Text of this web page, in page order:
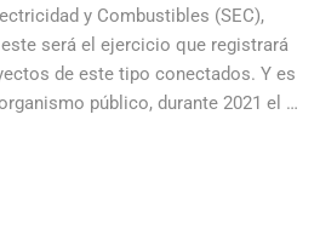
y Combustibles (SEC),
será el ejercicio que registrará
de este tipo conectados. Y es
público, durante 2021 el …